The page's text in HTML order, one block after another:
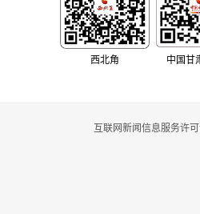
西北角 中国甘
互联网新闻信息服务许